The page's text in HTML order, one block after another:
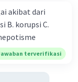
adalah
atau gerakan-
keyakinan akan
besar-
akibat dari
B. korupsi C.
terverifikasi